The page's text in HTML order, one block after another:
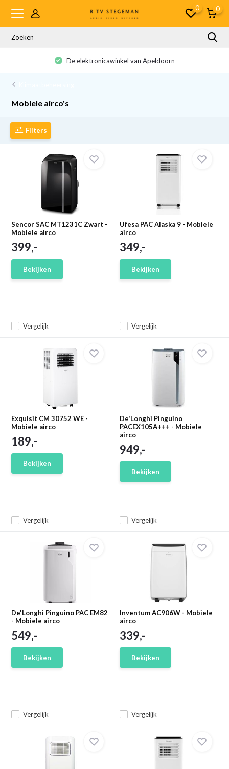
0 0
De elektronicawinkel van Apeldoorn
Mobiele airco's
Filters
Sencor SAC MT1231C Zwart -
Mobiele airco
Vergelijk
399,-
Bekijken
Ufesa PAC Alaska 9 - Mobiele
airco
Vergelijk
349,-
Bekijken
Exquisit CM 30752 WE -
Mobiele airco
Vergelijk
189,-
Bekijken
De'Longhi Pinguino
PACEX105A+++ - Mobiele
airco
Vergelijk
949,-
Bekijken
De'Longhi Pinguino PAC EM82
- Mobiele airco
Vergelijk
549,-
Bekijken
Inventum AC906W - Mobiele
airco
Vergelijk
339,-
Bekijken